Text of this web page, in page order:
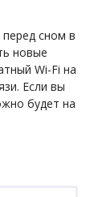
сном в
новые
Wi-Fi на
Если вы
будет на